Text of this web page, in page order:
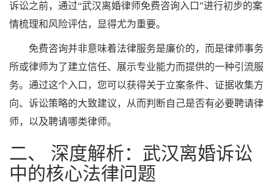
诉讼之前，通过“武汉离婚律师免费咨询入口”进行初步的案
情梳理和风险评估，显得尤为重要。
免费咨询并非意味着法律服务是廉价的，而是律师事务
所或律师为了建立信任、展示专业能力而提供的一种引流服
务。通过这个入口，您可以获得关于立案条件、证据收集方
向、诉讼策略的大致建议，从而判断自己是否有必要聘请律
师，以及聘请哪类律师。
二、 深度解析：武汉离婚诉讼
中的核心法律问题